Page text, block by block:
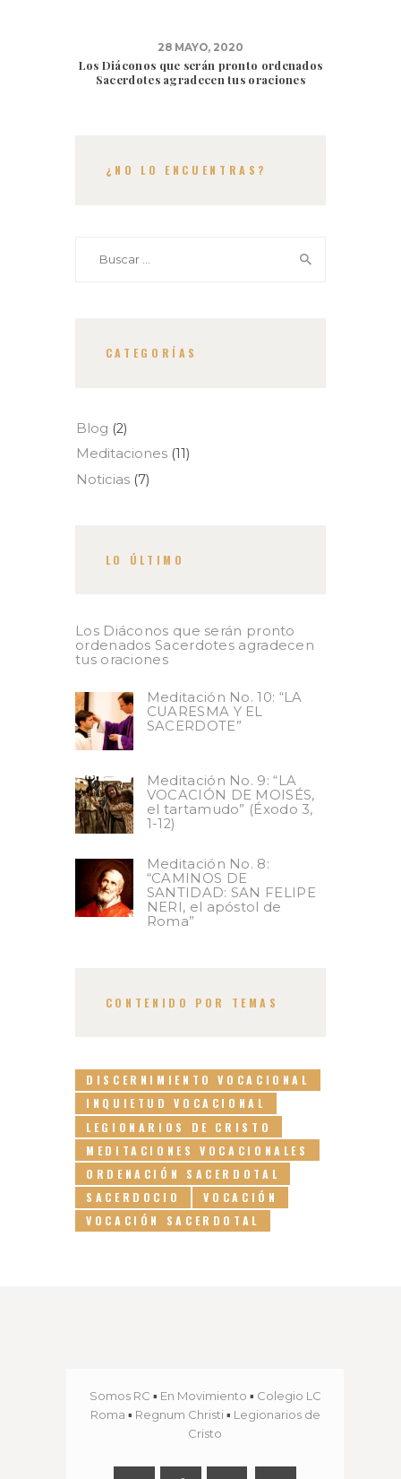
28 MAYO, 2020
Los Diáconos que serán pronto ordenados
Sacerdotes agradecen tus oraciones
¿NO LO ENCUENTRAS?
CATEGORÍAS
Blog (2)
Meditaciones (11)
Noticias (7)
LO ÚLTIMO
Los Diáconos que serán pronto
ordenados Sacerdotes agradecen
tus oraciones
Meditación No. 10: “LA
CUARESMA Y EL
SACERDOTE”
Meditación No. 9: “LA
VOCACIÓN DE MOISÉS,
el tartamudo” (Éxodo 3,
1-12)
Meditación No. 8:
“CAMINOS DE
SANTIDAD: SAN FELIPE
NERI, el apóstol de
Roma”
CONTENIDO POR TEMAS
DISCERNIMIENTO VOCACIONAL
INQUIETUD VOCACIONAL
LEGIONARIOS DE CRISTO
MEDITACIONES VOCACIONALES
ORDENACIÓN SACERDOTAL
SACERDOCIO
VOCACIÓN
VOCACIÓN SACERDOTAL
Somos RC ▪ En Movimiento ▪ Colegio LC
Roma ▪ Regnum Christi▪ Legionarios de
Cristo